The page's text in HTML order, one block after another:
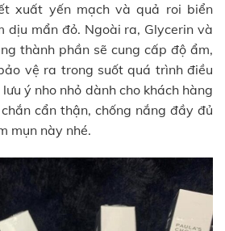
xuất yến mạch và quả roi biển
dịu mẩn đỏ. Ngoài ra, Glycerin và
thành phần sẽ cung cấp độ ẩm,
vệ ra trong suốt quá trình điều
ý nho nhỏ dành cho khách hàng
cẩn thận, chống nắng đầy đủ
mụn này nhé.